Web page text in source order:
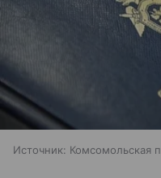
Источник: Комсомольская